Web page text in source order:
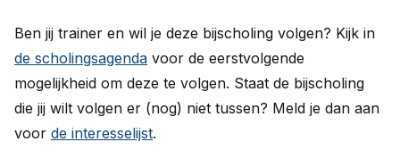
Ben jij trainer en wil je deze bijscholing volgen? Kijk in
de scholingsagenda voor de eerstvolgende
mogelijkheid om deze te volgen. Staat de bijscholing
die jij wilt volgen er (nog) niet tussen? Meld je dan aan
voor de interesselijst.